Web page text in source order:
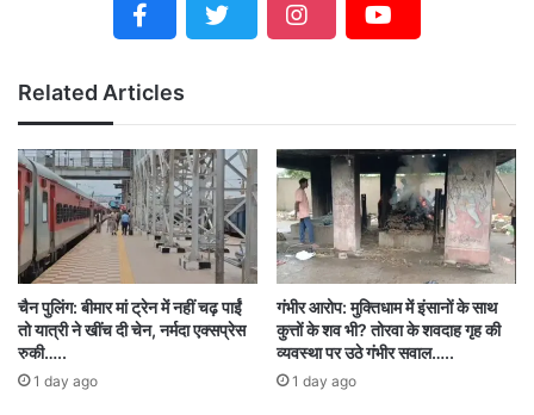
संशोधित आदेश जारी किया है। जिसके मुताबिक सिर्फ
है। अब आदेश को संशोधित कर कहा गया है कि सिर्फ
पिछले आदेश में क्या कहा था DEO ने
जिला शिक्षा अधिकारी की तरफ से कड़ा पत्र सभी बीईओ,
प्राचार्य, प्रधान पाठकों को जारी किया गया है। जिला शिक्षा
अधिकारी रायगढ़ ने जारी पत्र में कहा है कि इन दिनों
शिक्षकों की सामाजिक, राजनीतिक और धार्मिक रैली प्रदर्शन
में सहभागिता ज्यादा देखी जा रही है।शिक्षकों को निर्देश दिया
Related Articles
चैन पुलिंग: बीमार मां ट्रेन में नहीं चढ़ पाईं
तो यात्री ने खींच दी चेन, नर्मदा एक्सप्रेस
रुकी…..
1 day ago
गंभीर आरोप: मुक्तिधाम में इंसानों के साथ
कुत्तों के शव भी? तोरवा के शवदाह गृह की
व्यवस्था पर उठे गंभीर सवाल…..
1 day ago